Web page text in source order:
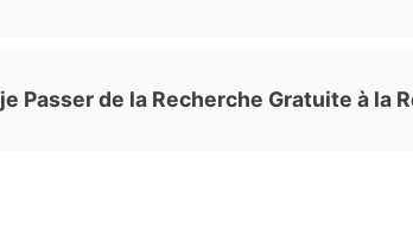
Passer de la Recherche Gratuite à la